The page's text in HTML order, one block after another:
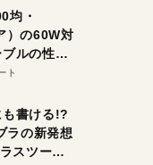
均・
）の60W対
ルの性能
パの1本を
ト
書ける!?
ラの新発想
スツーウ